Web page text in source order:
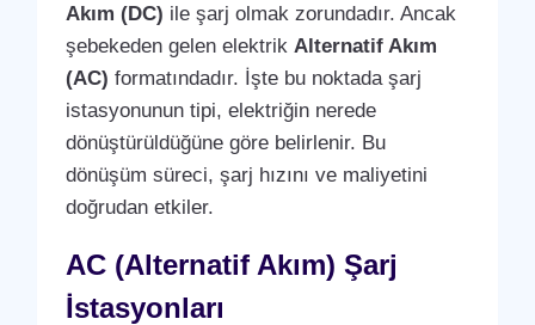
Akım (DC) ile şarj olmak zorundadır. Ancak
şebekeden gelen elektrik Alternatif Akım
(AC) formatındadır. İşte bu noktada şarj
istasyonunun tipi, elektriğin nerede
dönüştürüldüğüne göre belirlenir. Bu
dönüşüm süreci, şarj hızını ve maliyetini
doğrudan etkiler.
AC (Alternatif Akım) Şarj
İstasyonları